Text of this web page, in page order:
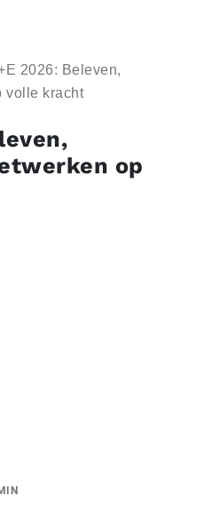
2026: Beleven,
volle kracht
op